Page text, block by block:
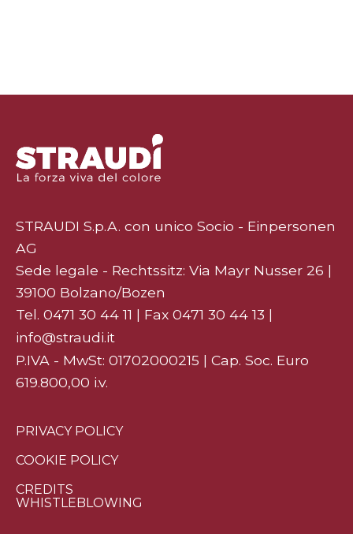
STRAUDI S.p.A. con unico Socio - Einpersonen
AG
Sede legale - Rechtssitz: Via Mayr Nusser 26 |
39100 Bolzano/Bozen
Tel. 0471 30 44 11 | Fax 0471 30 44 13 |
info@straudi.it
P.IVA - MwSt: 01702000215 | Cap. Soc. Euro
619.800,00 i.v.
PRIVACY POLICY
COOKIE POLICY
CREDITS
WHISTLEBLOWING